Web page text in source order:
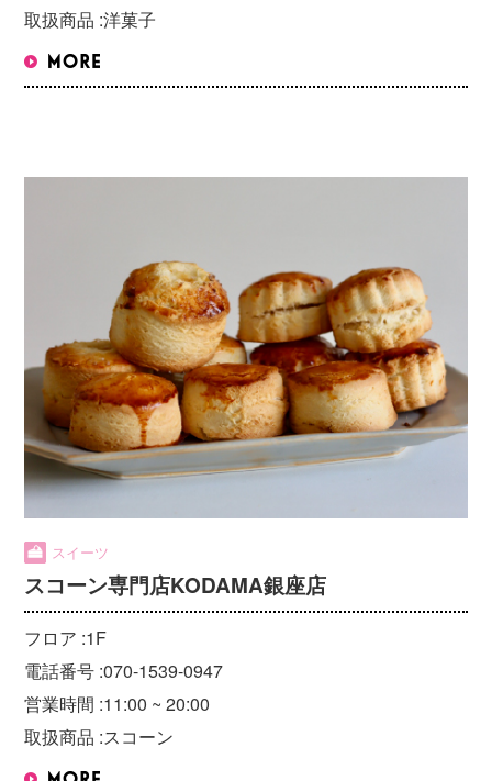
取扱商品 :洋菓子
スイーツ
スコーン専門店KODAMA銀座店
フロア :1F
電話番号 :070-1539-0947
営業時間 :11:00 ~ 20:00
取扱商品 :スコーン